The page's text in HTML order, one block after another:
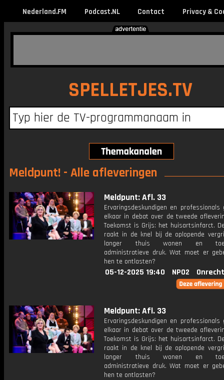
Nederland.FM Podcast.NL Contact Privacy &
SPELLETJES.TV
Meldpunt! - Alle afleveringen
Meldpunt: Afl. 33
Ervaringsdeskundigen en professionals
elkaar in debat over de tweede
Toekomst is Grijs: het huisartsinfarct.
raakt in de knel bij de oplopende
langer thuis wonen en
administratieve druk. Wat moet er
hen te ontlasten?
05-12-2025 19:40 NPO2
Meldpunt: Afl. 33
Ervaringsdeskundigen en professionals
elkaar in debat over de tweede
Toekomst is Grijs: het huisartsinfarct.
raakt in de knel bij de oplopende
langer thuis wonen en
administratieve druk. Wat moet er
hen te ontlasten?